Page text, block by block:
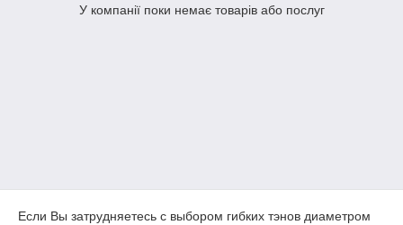
У компанії поки немає товарів або послуг
Если Вы затрудняетесь с выбором гибких тэнов диаметром